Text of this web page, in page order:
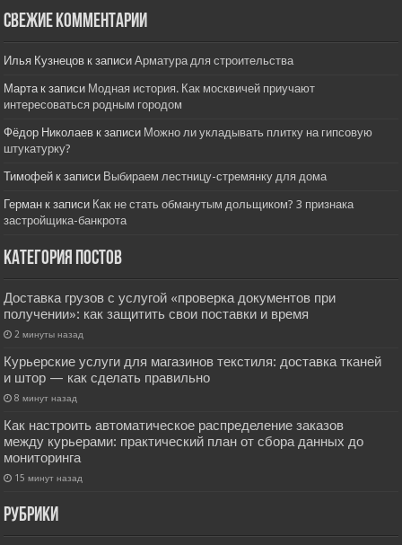
Свежие комментарии
Илья Кузнецов к записиАрматура для строительства
Мартак записи Модная история. Как москвичей приучают
интересоваться родным городом
Фёдор Николаев к записи Можно ли укладывать плитку на гипсовую
штукатурку?
Тимофей к записи Выбираем лестницу-стремянку для дома
Герман к записи Как не стать обманутым дольщиком? 3 признака
застройщика-банкрота
Категория постов
Доставка грузов с услугой «проверка документов при
получении»: как защитить свои поставки и время
2 минуты назад
Курьерские услуги для магазинов текстиля: доставка тканей
и штор — как сделать правильно
8 минут назад
Как настроить автоматическое распределение заказов
между курьерами: практический план от сбора данных до
мониторинга
15 минут назад
РУбрики